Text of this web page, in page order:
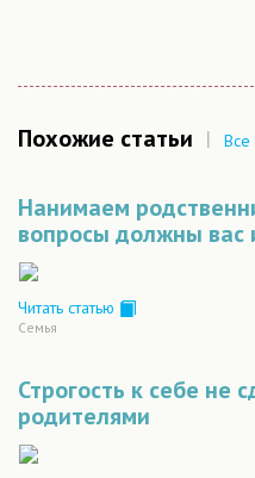
Похожие статьи | Все
Нанимаем
вопросы должны вас
Читать статью
Семья
Строгость к себе не
родителями